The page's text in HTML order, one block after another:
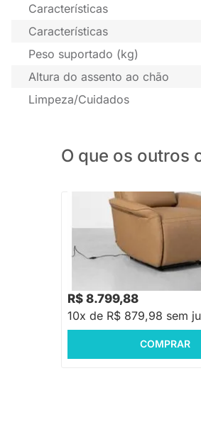
Características
Características
Peso suportado (kg)
Altura do assento ao chão
Limpeza/Cuidados
O que os outros
PRONTA ENTREGA
Poltrona Laguna Estonado -
R$ 8.799,88
10x de R$ 879,98 sem
COMPRAR